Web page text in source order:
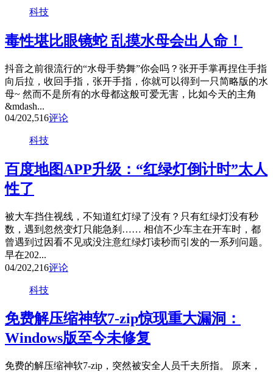
科技
毒性堪比眼镜蛇 乱摸水母会出人命！
抖音之前很流行的“水母手势舞”你会吗？张开手掌再捏住手指
向后拉，收回手指，张开手指，你就可以得到一只简略版的水
母~ 然而不是所有的水母都这般可爱无害，比如今天的主角
&mdash...
04/202,516评论
科技
百度地图APP升级：“红绿灯倒计时”太人
性了
被大车挡住视线，不知道红灯绿了没有？只有红绿灯没有秒
数，遇到忽然变灯只能急刹…… 相信不少车主在开车时，都
曾遇到过因看不见或没注意红绿灯读秒而引发的一系列问题。
早在202...
04/202,216评论
科技
免费解压缩神软7-zip惊现重大漏洞：
Windows版至今未修复
免费的解压缩神软7-zip，突然被安全人员千夫所指。 原来，